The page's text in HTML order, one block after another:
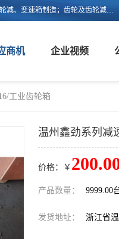
浙江新诚减速机科技有限公司成立于2006年，注册地位于浙江省平阳县。经营范围包括：机械设备研发；齿轮及齿轮减、变速箱制造；齿轮及齿轮减、变速箱销售；轴承、齿轮和传动部件制造；轴承、齿轮和传动部件销售；货物进出口；技术进出口等。
商机 企业视频
工业齿轮箱
温州鑫劲系列减
价格：￥
产品数量： 9999.00
发货地址： 浙江省